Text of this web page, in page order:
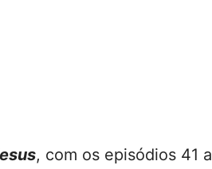
, com os episódios 41 a